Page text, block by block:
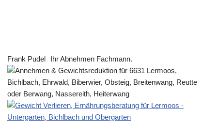
Frank Pudel Ihr Abnehmen Fachmann.